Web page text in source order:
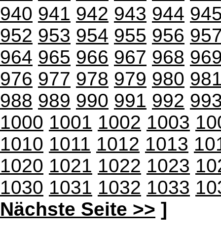
940 941 942 943 944
952 953 954 955 956
964 965 966 967 968
976 977 978 979 980
988 989 990 991 992
1000 1001 1002 1003
1010 1011 1012 1013
1020 1021 1022 1023
1030 1031 1032 1033
Nächste Seite >> ]